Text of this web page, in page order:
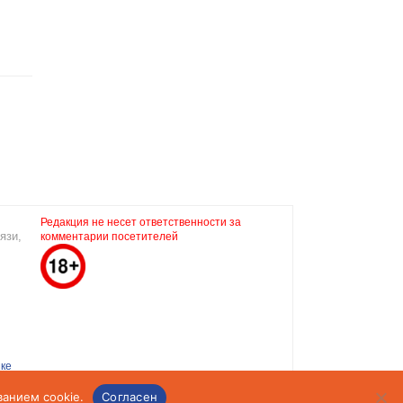
Редакция не несет ответственности за
комментарии посетителей
cookie. Согласен